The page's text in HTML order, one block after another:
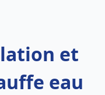
et
eau